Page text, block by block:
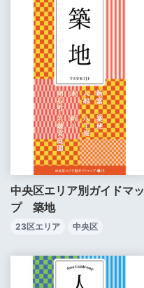
中央区エリア別ガイドマッ
プ 築地
23区エリア 中央区